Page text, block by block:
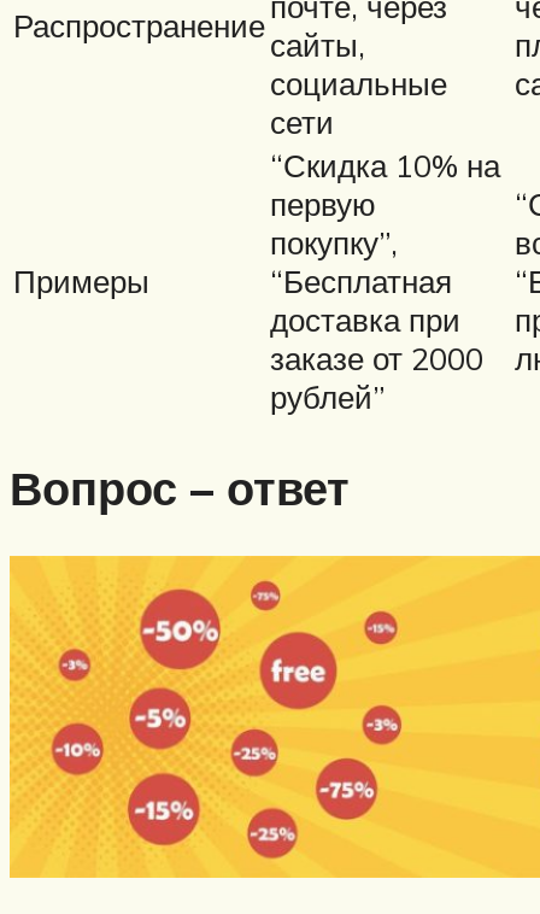
Распространениесайты,
социальные
сети
Примеры
“Скидка 10% на
первую
покупку”,
“Бесплатная
доставка при
заказе от 2000
рублей”
Вопрос – ответ